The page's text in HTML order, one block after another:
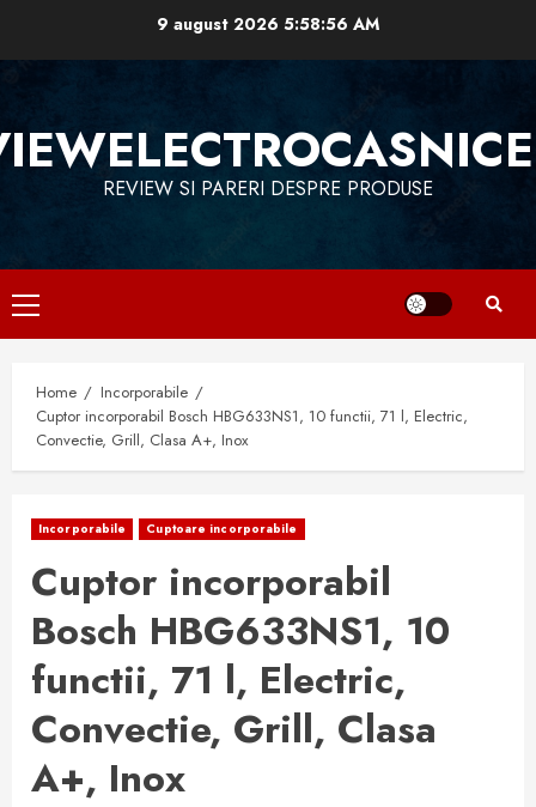
9 august 20265:58:57 AM
REVIEW SI PARERI DESPRE PRODUSE
Primary
Menu
Home
Incorporabile
Cuptor incorporabil Bosch HBG633NS1, 10 functii, 71 l, Electric,
Convectie, Grill, Clasa A+, Inox
Incorporabile Cuptoare incorporabile
Cuptor incorporabil
Bosch HBG633NS1, 10
functii, 71 l, Electric,
Convectie, Grill, Clasa
A+, Inox